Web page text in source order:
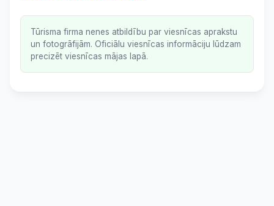
Tūrisma firma nenes atbildību par viesnīcas aprakstu
un fotogrāfijām. Oficiālu viesnīcas informāciju lūdzam
precizēt viesnīcas mājas lapā.